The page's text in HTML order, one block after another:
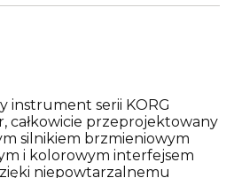
instrument serii KORG
całkowicie przeprojektowany
silnikiem brzmieniowym
i kolorowym interfejsem
niepowtarzalnemu